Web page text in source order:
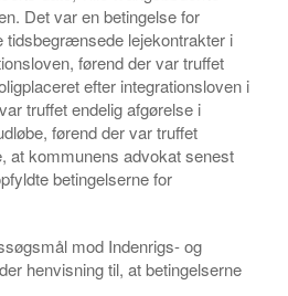
Det var en betingelse for
tidsbegrænsede lejekontrakter i
førend der var truffet
efter integrationsloven i
truffet endelig afgørelse i
førend der var truffet
at kommunens advokat senest
betingelserne for
mod Indenrigs- og
henvisning til, at betingelserne